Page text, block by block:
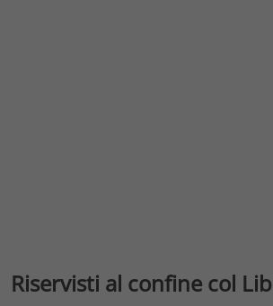
Riservisti al confine col